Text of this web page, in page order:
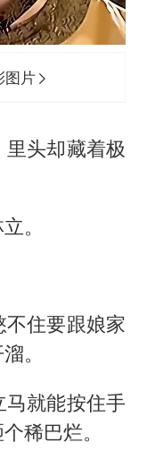
图片
头却藏着极
。
住要跟娘家
。
就能按住手
稀巴烂。